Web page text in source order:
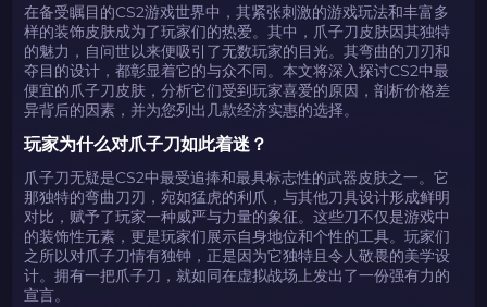
在备受瞩目的CS2游戏世界中，其紧张刺激的游戏玩法和丰富多
样的装饰皮肤成为了玩家们的热爱。其中，爪子刀皮肤因其独特
的魅力，自问世以来便吸引了无数玩家的目光。其弯曲的刀刃和
夺目的设计，都彰显着它的与众不同。本文将深入探讨CS2中最
便宜的爪子刀皮肤，分析它们受到玩家喜爱的原因，剖析价格差
异背后的因素，并为您列出几款经济实惠的选择。
玩家为什么对爪子刀如此着迷？
爪子刀无疑是CS2中最受追捧和最具标志性的武器皮肤之一。它
那独特的弯曲刀刃，宛如猛虎的利爪，与其他刀具设计形成鲜明
对比，赋予了玩家一种威严与力量的象征。这些刀不仅是游戏中
的装饰性元素，更是玩家们展示自身地位和个性的工具。玩家们
之所以对爪子刀情有独钟，正是因为它独特且令人敬畏的美学设
计。拥有一把爪子刀，就如同在虚拟战场上发出了一份强有力的
宣言。